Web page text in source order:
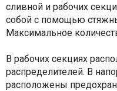
сливной и рабочих
собой с помощью
Максимальное
В рабочих секциях
распределителей. В
расположены